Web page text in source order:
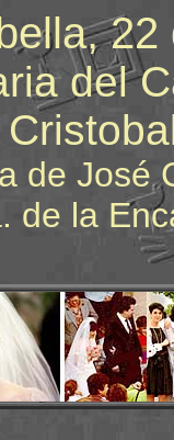
del
de José
de la